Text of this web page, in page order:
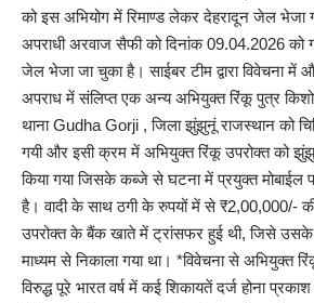
को इस अभियोग में रिमाण्ड लेकर देहरादून जेल भेजा
अपराधी अरवाज सैफी को दिनांक 09.04.2026 को
जेल भेजा जा चुका है। साईबर टीम द्वारा विवेचना में
अपराध में संलिप्त एक अन्य अभियुक्त रिंकू पुत्र
थाना Gudha Gorji , जिला झुंझुनूं राजस्थान को
गयी और इसी क्रम में अभियुक्त रिंकू उपरोक्त को
किया गया जिसके कब्जे से घटना में प्रयुक्त
है। वादी के साथ ठगी के रुपयों में से ₹2,00,000/-
उपरोक्त के बैंक खाते में ट्रांसफर हुई थी, जिसे उसके
माध्यम से निकाला गया था। *विवेचना से अभियुक्त
विरुद्ध पूरे भारत वर्ष में कई शिकायतें दर्ज होना